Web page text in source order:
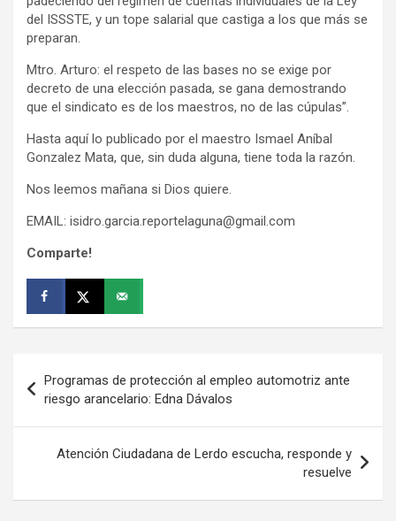
del ISSSTE, y un tope salarial que castiga a los que más se
preparan.
Mtro. Arturo: el respeto de las bases no se exige por
decreto de una elección pasada, se gana demostrando
que el sindicato es de los maestros, no de las cúpulas”.
Hasta aquí lo publicado por el maestro Ismael Aníbal
Gonzalez Mata, que, sin duda alguna, tiene toda la razón.
Nos leemos mañana si Dios quiere.
EMAIL: isidro.garcia.reportelaguna@gmail.com
Comparte!
de
entradas
Programas de protección al empleo automotriz ante
riesgo arancelario: Edna Dávalos
Atención Ciudadana de Lerdo escucha, responde y
resuelve